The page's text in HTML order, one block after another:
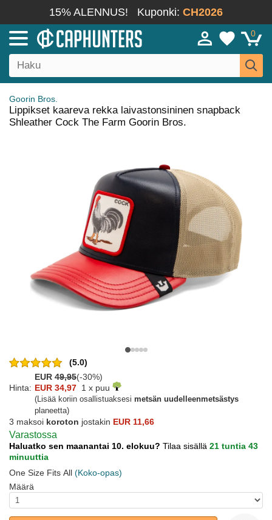
15% ALENNUS! Kuponki: CH2026
0
Goorin Bros.
Lippikset kaareva rekka laivastonsininen snapback
Shleather Cock The Farm Goorin Bros.
(5.0)
EUR 49,95(-30%)
Hinta: EUR 34,97 1 x puu
(Lisää koriin osallistuaksesi metsän uudelleenmetsästys
planeetta)
3 maksoi koroton jostakin EUR 11,66
Varastossa
Haluatko sen maanantai 10. elokuu? Tilaa sisällä 21 tuntia 43
minuuttia
One Size Fits All (Koko-opas)
Määrä